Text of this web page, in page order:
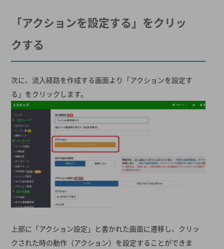
「アクションを設定する」をクリッ
クする
次に、流入経路を作成する画面より「アクションを設定す
る」をクリックします。
上部に「アクション設定」と書かれた画面に遷移し、クリッ
クされた時の動作（アクション）を設定することができま